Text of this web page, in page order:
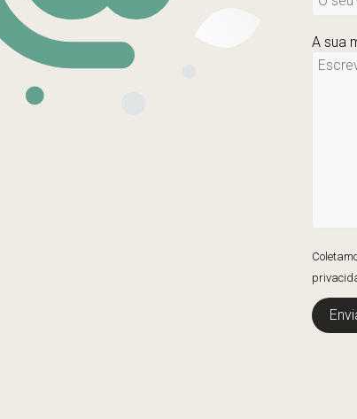
A sua